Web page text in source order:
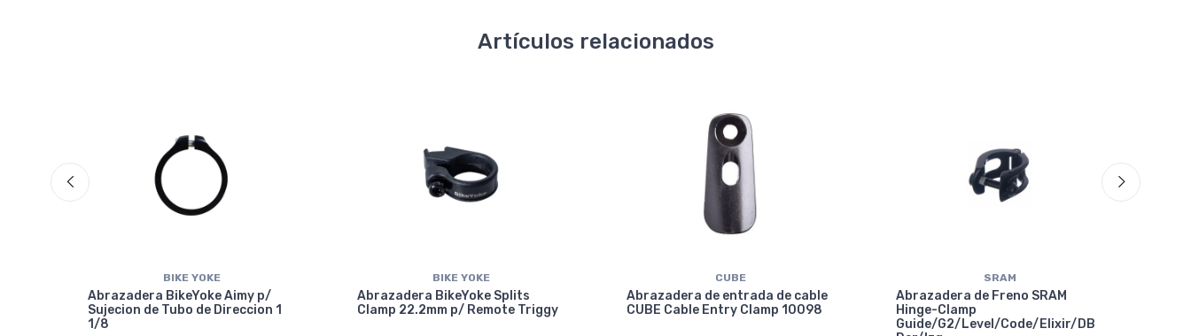
Artículos relacionados
BIKE YOKE
Abrazadera BikeYoke Aimy p/
Sujecion de Tubo de Direccion 1
1/8
BIKE YOKE
Abrazadera BikeYoke Splits
Clamp 22.2mm p/ Remote Triggy
CUBE
Abrazadera de entrada de cable
CUBE Cable Entry Clamp 10098
SRAM
Abrazadera de Freno SRAM
Hinge-Clamp
Guide/G2/Level/Code/Elixir/DB